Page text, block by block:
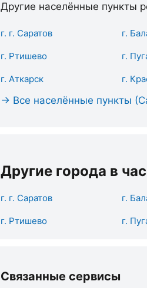
Другие населённые пункты
г. г. Саратов г.
г. Ртишево г.
г. Аткарск г.
→ Все населённые пункты
Другие города в
г. г. Саратов г.
г. Ртишево г.
Связанные сервисы